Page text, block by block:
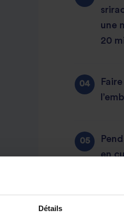
Détails
une
20
en